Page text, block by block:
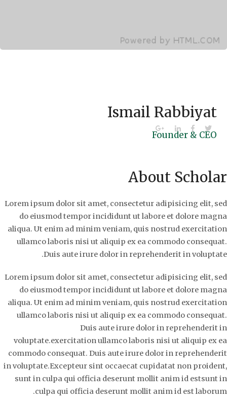
Ismail Rabbiyat
Founder & CEO
About Scholar
Lorem ipsum dolor sit amet, consectetur adipisicing elit, sed
do eiusmod tempor incididunt ut labore et dolore magna
aliqua. Ut enim ad minim veniam, quis nostrud exercitation
ullamco laboris nisi ut aliquip ex ea commodo consequat.
Duis aute irure dolor in reprehenderit in voluptate.
Lorem ipsum dolor sit amet, consectetur adipisicing elit, sed
do eiusmod tempor incididunt ut labore et dolore magna
aliqua. Ut enim ad minim veniam, quis nostrud exercitation
ullamco laboris nisi ut aliquip ex ea commodo consequat.
Duis aute irure dolor in reprehenderit in
voluptate.exercitation ullamco laboris nisi ut aliquip ex ea
commodo consequat. Duis aute irure dolor in reprehenderit
in voluptate.Excepteur sint occaecat cupidatat non proident,
sunt in culpa qui officia deserunt mollit anim id estsunt in
culpa qui officia deserunt mollit anim id est laborum.